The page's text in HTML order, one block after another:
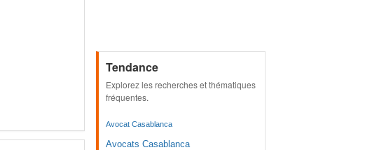
Tendance
Explorez les recherches et thématiques
fréquentes.
Avocat Casablanca
Avocats Casablanca